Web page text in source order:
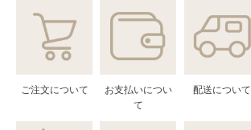
ご注文について
お支払いについ
て
配送について